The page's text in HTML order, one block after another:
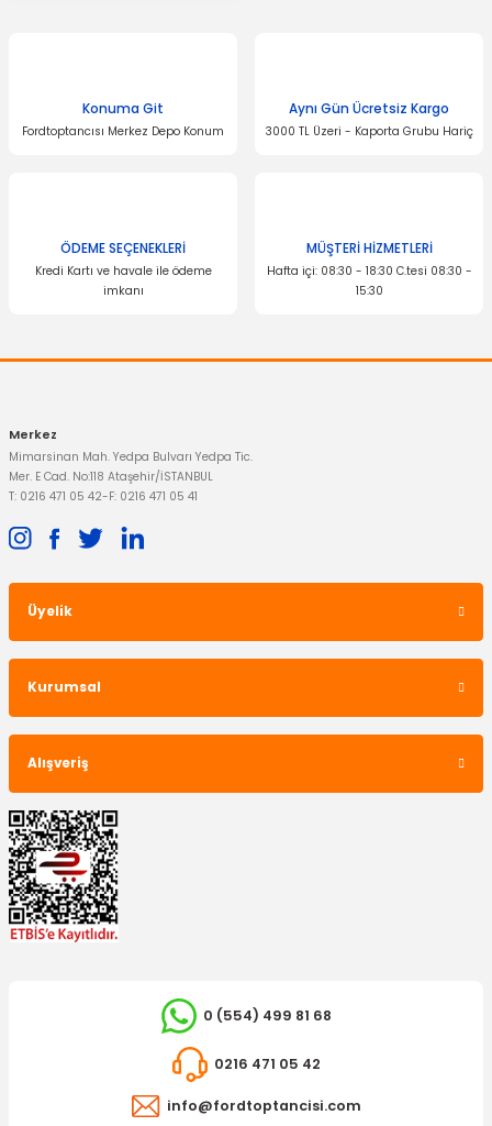
Konuma Git
Fordtoptancısı Merkez Depo Konum
Aynı Gün Ücretsiz Kargo
3000 TL Üzeri - Kaporta Grubu Hariç
ÖDEME SEÇENEKLERİ
Kredi Kartı ve havale ile ödeme
imkanı
MÜŞTERİ HİZMETLERİ
Hafta içi: 08:30 - 18:30 C.tesi 08:30 -
15:30
Merkez
Mimarsinan Mah. Yedpa Bulvarı Yedpa Tic.
Mer. E Cad. No:118 Ataşehir/İSTANBUL
T: 0216 471 05 42-F: 0216 471 05 41
Üyelik
Kurumsal
Alışveriş
0 (554) 499 81 68
0216 471 05 42
info@fordtoptancisi.com